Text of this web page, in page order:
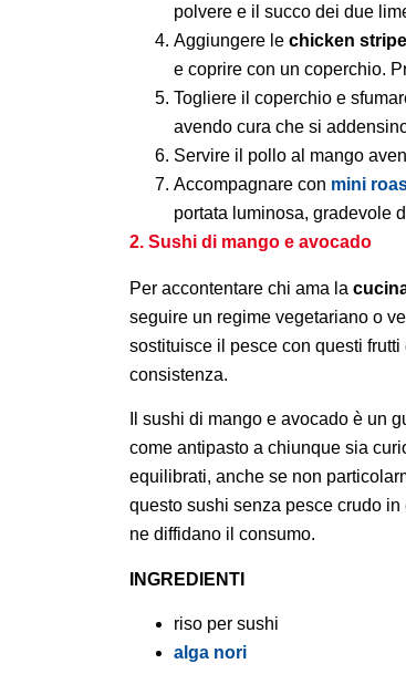
polvere e il succo dei due
Aggiungere le chicken
e coprire con un coperchio.
Togliere il coperchio e
avendo cura che si
Servire il pollo al mango
Accompagnare con mini
portata luminosa, gradevole
2. Sushi di mango e avocado
Per accontentare chi ama la
seguire un regime vegetariano o
sostituisce il pesce con questi
consistenza.
Il sushi di mango e avocado è un
come antipasto a chiunque sia
equilibrati, anche se non
questo sushi senza pesce crudo
ne diffidano il consumo.
INGREDIENTI
riso per sushi
alga nori